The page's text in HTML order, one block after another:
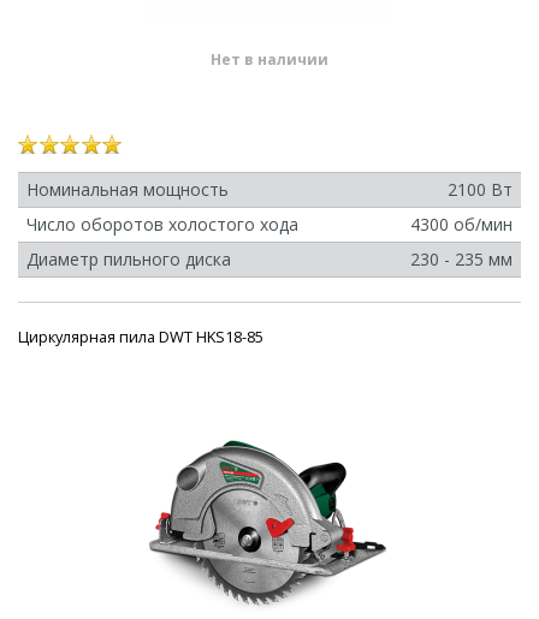
Нет в наличии
Номинальная мощность
2100 Вт
Число оборотов холостого хода
4300 об/мин
Диаметр пильного диска
230 - 235 мм
Циркулярная пила DWT HKS18-85